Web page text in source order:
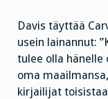
Davis täyttää
usein lainannut:
tulee olla hänelle
oma
kirjailijat